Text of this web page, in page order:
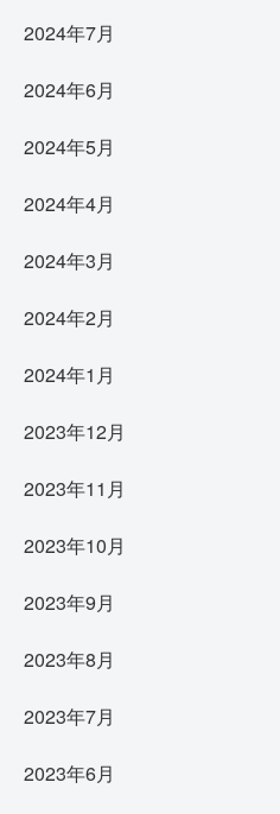
2024年7月
2024年6月
2024年5月
2024年4月
2024年3月
2024年2月
2024年1月
2023年12月
2023年11月
2023年10月
2023年9月
2023年8月
2023年7月
2023年6月